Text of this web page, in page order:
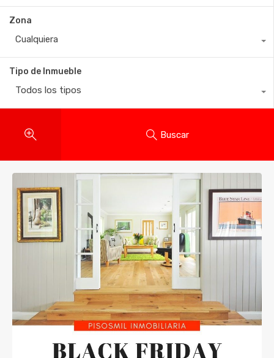
Zona
Cualquiera
Tipo de Inmueble
Todos los tipos
Buscar